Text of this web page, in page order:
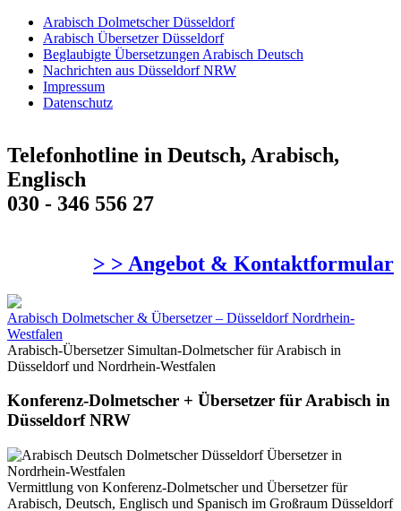
Arabisch Dolmetscher Düsseldorf
Arabisch Übersetzer Düsseldorf
Beglaubigte Übersetzungen Arabisch Deutsch
Nachrichten aus Düsseldorf NRW
Impressum
Datenschutz
Telefonhotline in Deutsch, Arabisch,
Englisch
030 - 346 556 27
> > Angebot & Kontaktformular
Arabisch Dolmetscher & Übersetzer – Düsseldorf Nordrhein-
Westfalen
Arabisch-Übersetzer Simultan-Dolmetscher für Arabisch in
Düsseldorf und Nordrhein-Westfalen
Konferenz-Dolmetscher + Übersetzer für Arabisch in
Düsseldorf NRW
Vermittlung von Konferenz-Dolmetscher und Übersetzer für
Arabisch, Deutsch, Englisch und Spanisch im Großraum Düsseldorf